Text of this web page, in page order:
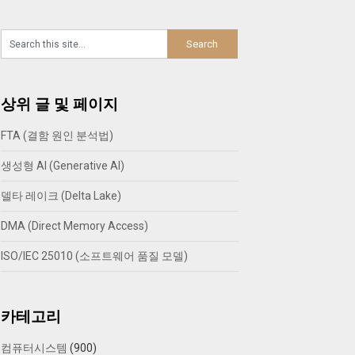
상위 글 및 페이지
FTA (결함 원인 분석법)
생성형 AI (Generative AI)
델타 레이크 (Delta Lake)
DMA (Direct Memory Access)
ISO/IEC 25010 (소프트웨어 품질 모델)
카테고리
컴퓨터시스템 (900)